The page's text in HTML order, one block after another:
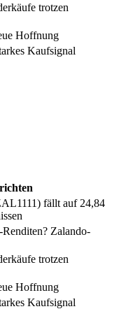
trotzen
Hoffnung
Kaufsignal
fällt auf 24,84
Zalando-
trotzen
Hoffnung
Kaufsignal